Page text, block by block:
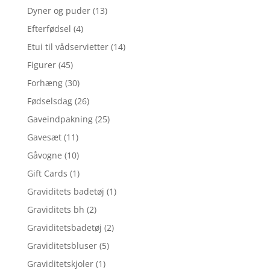
Dyner og puder (13)
Efterfødsel (4)
Etui til vådservietter (14)
Figurer (45)
Forhæng (30)
Fødselsdag (26)
Gaveindpakning (25)
Gavesæt (11)
Gåvogne (10)
Gift Cards (1)
Graviditets badetøj (1)
Graviditets bh (2)
Graviditetsbadetøj (2)
Graviditetsbluser (5)
Graviditetskjoler (1)